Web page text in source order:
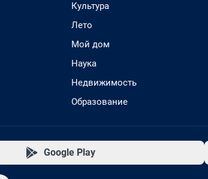
Культура
Лето
Мой дом
Наука
Недвижимость
Образование
Google Play